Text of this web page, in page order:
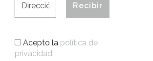
Acepto la política de
privacidad